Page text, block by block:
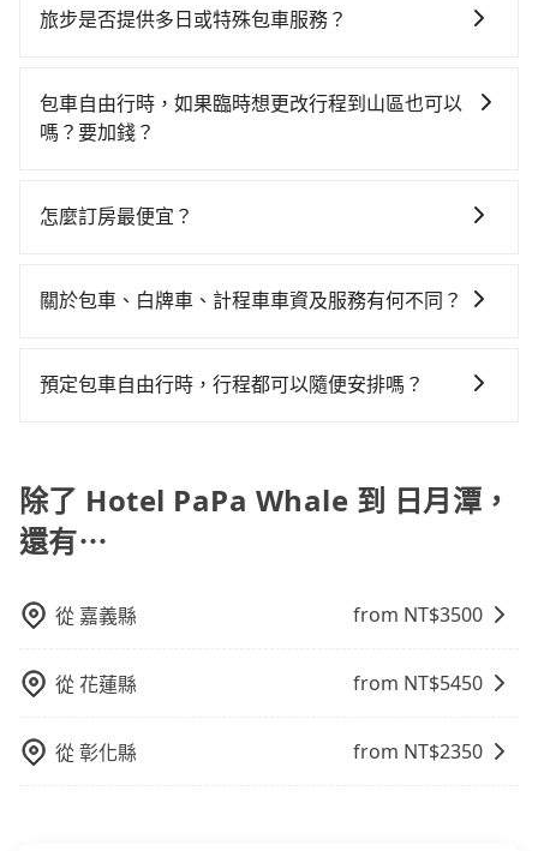
班的計程車，搭上小黃後約花70分鐘、車費2,500元後，
人花費為1,600元。但如果全程使用tripool並到府專車
接送，則每人平均花費約1,440元，費時2小時49分鐘。
還不馬上來預約tripool！如果你僅有兩位乘車，也可參
$115~205承租小轎車，每公里再額外加收$3.2，從
達目的地後多久原路返回），雖已將eTag和可能的每小
時40元路邊停車費用預估進去，但額外的汽車保險與可
差的車款，如果人數超過四位，更是沒有較大的七人座
凹的車門仍未被修理，每一次租車都好像在開樂透一
車位，對於急著用車或者要載其他乘客的人來說就有不
就顯得非常不便。
灣大車隊、Uber、Line Taxi、Yoxi等，如果在路邊攔不
等叫車看看。依照里程跳錶計算，價格約為5,940~7,100
元間，但如改預約tripool可省高達$2,800。但如果要考
的490倍。綜合以上，無論在價格或服務品質上，
旅步是否提供多日或特殊包車服務？
專人回覆您。
包車自由行時，如果臨時想更改行程到山區也可以
嗎？要加錢？
旅步可能會根據行經的路線是否超過海拔1500公尺來進
我們會透過Email的方式向您說明收費細節，讓您能更放
怎麼訂房最便宜？
OTA (online travel agent) 來完成，除了可以快速依據
會員或者使用特定的信用卡，還可以累積點數做現金回
完後預定就完成，事先不用電話確認空房，事後也不用
告知付款完畢，一切都能在網路上操作。但有些較冷門
或規模較小的飯店，有可能再多平台同時上架而發生超
在預定時要不選擇評分高、評論多的飯店，不然就是還
煩，有些時候直接打電話問的價格可能比民宿訂房網來
得便宜，但缺點就是多數要匯款並再人工確認。假如不
或者國際Airbnb都值得推薦。
關於包車、白牌車、計程車車資及服務有何不同？
明： 包車：可以依照個人行程需要靈活安排時間，價格
比包車貴。 白牌車：通常價格較包車便宜，但司機素
質、品質不一，如行程有問題，事後無法提供客服申訴
處理。
預定包車自由行時，行程都可以隨便安排嗎？
您的需求安排的。
除了 Hotel PaPa Whale 到 日月潭，
還有⋯
從 嘉義縣 from NT$3500
從花蓮縣 from NT$5450
從彰化縣 from NT$2350